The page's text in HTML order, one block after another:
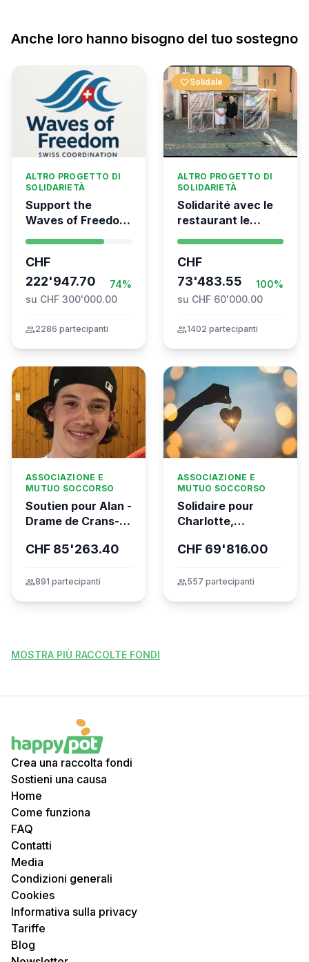
Anche loro hanno bisogno del tuo sostegno
ALTRO PROGETTO DI
SOLIDARIETÀ
Support the
Waves of Freedom
the Global
Movement to Gaza
CHF
222'947.70
74%
su CHF 300'000.00
group2286 partecipanti
favorite Solidale
ALTRO PROGETTO DI
SOLIDARIETÀ
Solidarité avec le
restaurant le
CHF
73'483.55
100%
su CHF 60'000.00
group1402 partecipanti
ASSOCIAZIONE E
MUTUO SOCCORSO
Soutien pour Alan -
Drame de Crans-
CHF 85'263.40
group891 partecipanti
ASSOCIAZIONE E
MUTUO SOCCORSO
Solidaire pour
Charlotte,
dans l’incendie
Montana
CHF 69'816.00
group557 partecipanti
MOSTRA PIÙ RACCOLTE FONDI
Crea una raccolta fondi
Sostieni una causa
Home
Come funziona
FAQ
Contatti
Media
Condizioni generali
Cookies
Informativa sulla privacy
Tariffe
Blog